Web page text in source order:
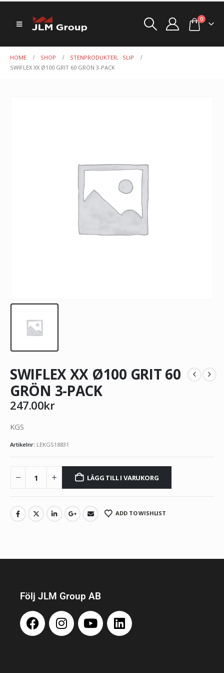
0
HOME SHOP STENPRODUKTER,
SLIP
SWIFLEX XX Ø100 GRIT 60 GRÖN 3-PACK
SWIFLEX XX Ø100 GRIT 60
GRÖN 3-PACK
247.00kr
KGS
Artikelnr: LEKGS18831
LÄGG TILL I VARUKORG
ADD TO WISHLIST
Följ JLM Group AB